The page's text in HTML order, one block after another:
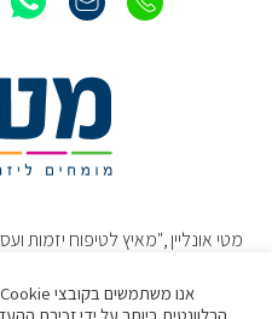
מטי אונליין ,"מאיץ לטיפוח יזמות
אלו אינם מהווים חוות דעת או